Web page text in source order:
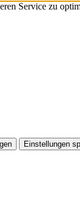
Service zu
Einstellungen